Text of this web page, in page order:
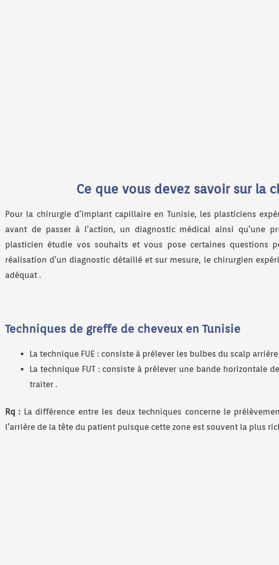
Ce que vous devez savoir sur la
Pour la chirurgie d’implant capillaire en Tunisie, les plasticiens
avant de passer à l’action, un diagnostic médical ainsi qu’une
plasticien étudie vos souhaits et vous pose certaines questions
réalisation d’un diagnostic détaillé et sur mesure, le chirurgien
adéquat .
Techniques de greffe de cheveux en Tunisie
La technique FUE : consiste à prélever les bulbes du scalp
La technique FUT : consiste à prélever une bande horizontale
traiter .
Rq : La différence entre les deux techniques concerne le
l’arrière de la tête du patient puisque cette zone est souvent la plus